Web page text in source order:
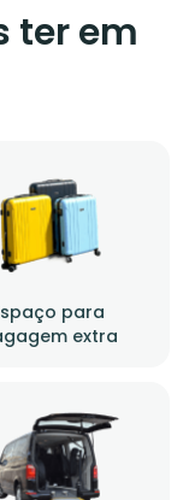
ter em
para
extra